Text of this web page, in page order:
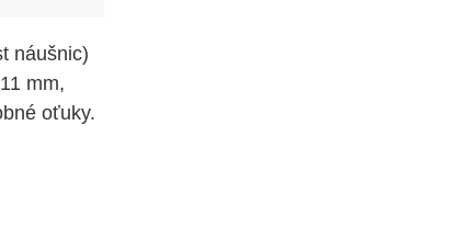
náušnic)
mm,
oťuky.